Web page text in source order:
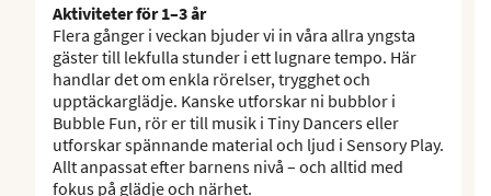
Aktiviteter för 1–3 år
Flera gånger i veckan bjuder vi in våra allra yngsta
gäster till lekfulla stunder i ett lugnare tempo. Här
handlar det om enkla rörelser, trygghet och
upptäckarglädje. Kanske utforskar ni bubblor i
Bubble Fun, rör er till musik i Tiny Dancers eller
utforskar spännande material och ljud i Sensory Play.
Allt anpassat efter barnens nivå – och alltid med
fokus på glädje och närhet.